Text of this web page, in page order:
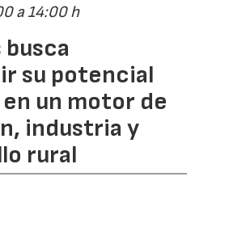
a 14:00 h
su potencial
un motor de
industria y
rural